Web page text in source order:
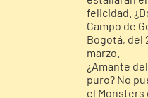
felicidad.
Campo de
Bogotá, del
marzo.
¿Amante
puro? No
el Monsters